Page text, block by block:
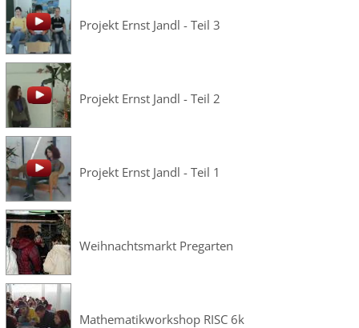
Projekt Ernst Jandl - Teil 3
Projekt Ernst Jandl - Teil 2
Projekt Ernst Jandl - Teil 1
Weihnachtsmarkt Pregarten
Mathematikworkshop RISC 6k